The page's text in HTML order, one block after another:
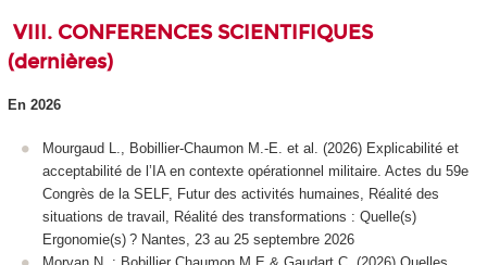
VIII. CONFERENCES SCIENTIFIQUES
(dernières)
En 2026
Mourgaud L., Bobillier-Chaumon M.-E. et al. (2026) Explicabilité et
acceptabilité de l’IA en contexte opérationnel militaire. Actes du 59e
Congrès de la SELF, Futur des activités humaines, Réalité des
situations de travail, Réalité des transformations : Quelle(s)
Ergonomie(s) ? Nantes, 23 au 25 septembre 2026